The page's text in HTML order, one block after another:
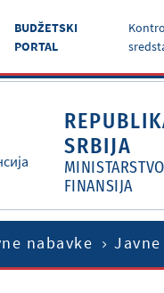
BUDŽETSKI
PORTAL
SRBIJA
MINISTARSTVO
FINANSIJA
nabavke